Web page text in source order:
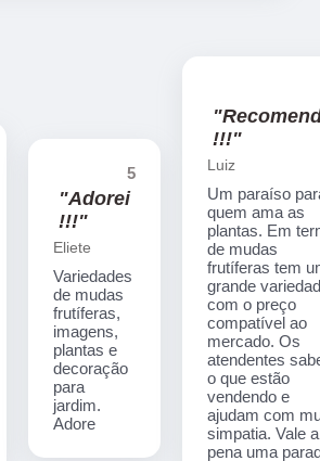
5
"Adorei
!!!"
Eliete
Variedades
de mudas
frutíferas,
imagens,
plantas e
decoração
para
jardim.
Adore
!!!"
Luiz
Um paraíso
quem ama as
plantas. Em
de mudas
frutíferas tem
grande
com o preço
compatível ao
mercado. Os
atendentes
o que estão
vendendo e
ajudam com
simpatia. Vale a
pena uma